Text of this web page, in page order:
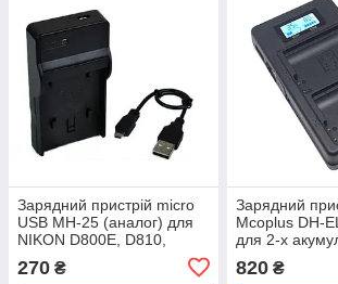
Зарядний пристрій micro
USB MH-25 (аналог) для
NIKON D800E, D810,
(АКБ EN-EL15)
270 ₴
Зарядний
Mcoplus DH-
для 2-х
820₴